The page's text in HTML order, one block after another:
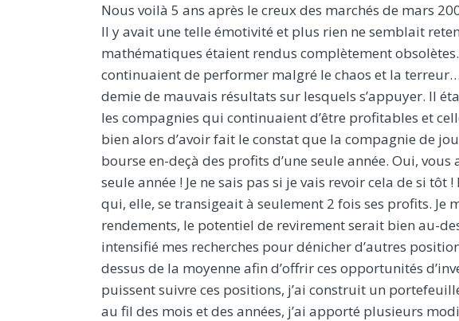
Nous voilà 5 ans après le creux des marchés de mars
Il y avait une telle émotivité et plus rien ne semblait
mathématiques étaient rendus complètement
continuaient de performer malgré le chaos et la
demie de mauvais résultats sur lesquels s’appuyer. Il
les compagnies qui continuaient d’être profitables et
bien alors d’avoir fait le constat que la compagnie de
bourse en-deçà des profits d’une seule année. Oui,
seule année ! Je ne sais pas si je vais revoir cela de si
qui, elle, se transigeait à seulement 2 fois ses profits. Je
rendements, le potentiel de revirement serait bien au-
intensifié mes recherches pour dénicher d’autres
dessus de la moyenne afin d’offrir ces opportunités
puissent suivre ces positions, j’ai construit un
au fil des mois et des années, j’ai apporté plusieurs